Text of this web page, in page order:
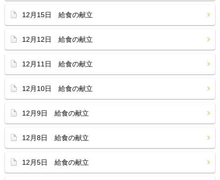
12月15日 給食の献立
12月12日 給食の献立
12月11日 給食の献立
12月10日 給食の献立
12月9日 給食の献立
12月8日 給食の献立
12月5日 給食の献立